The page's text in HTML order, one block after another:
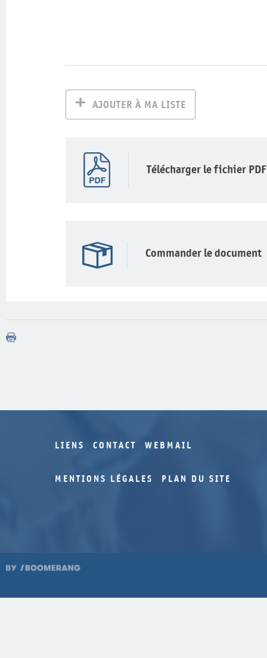
AJOUTER À MA LISTE
Télécharger le fichier PDF
Commander le document
LIENS CONTACT WEBMAIL
MENTIONS LÉGALES PLAN DU SITE